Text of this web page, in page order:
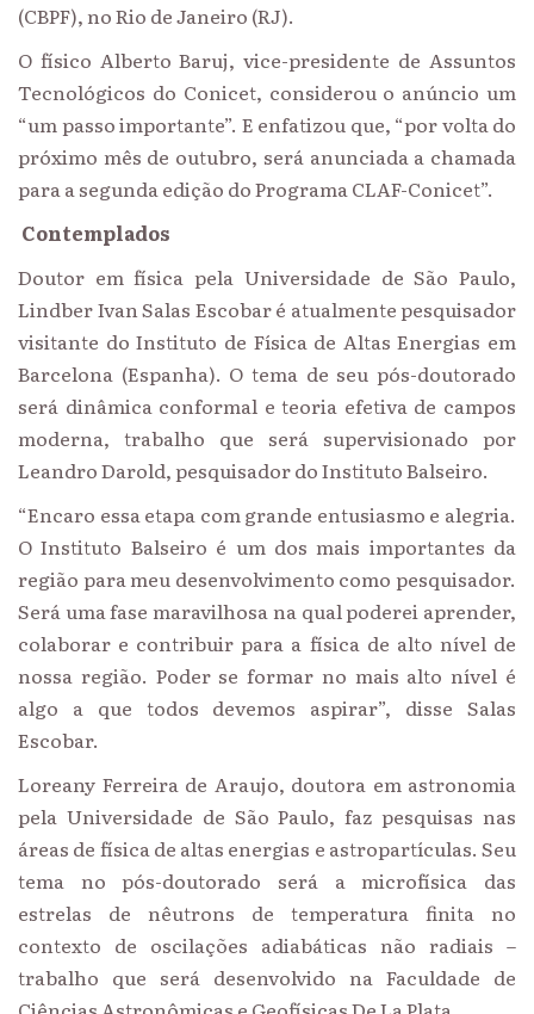
(CBPF), no Rio de Janeiro (RJ).
O físico Alberto Baruj, vice-presidente de Assuntos
Tecnológicos do Conicet, considerou o anúncio um
“um passo importante”. E enfatizou que, “por volta do
próximo mês de outubro, será anunciada a chamada
para a segunda edição do Programa CLAF-Conicet”.
Contemplados
Doutor em física pela Universidade de São Paulo,
Lindber Ivan Salas Escobar é atualmente pesquisador
visitante do Instituto de Física de Altas Energias em
Barcelona (Espanha). O tema de seu pós-doutorado
será dinâmica conformal e teoria efetiva de campos
moderna, trabalho que será supervisionado por
Leandro Darold, pesquisador do Instituto Balseiro.
“Encaro essa etapa com grande entusiasmo e alegria.
O Instituto Balseiro é um dos mais importantes da
região para meu desenvolvimento como pesquisador.
Será uma fase maravilhosa na qual poderei aprender,
colaborar e contribuir para a física de alto nível de
nossa região. Poder se formar no mais alto nível é
algo a que todos devemos aspirar”, disse Salas
Escobar.
Loreany Ferreira de Araujo, doutora em astronomia
pela Universidade de São Paulo, faz pesquisas nas
áreas de física de altas energias e astropartículas. Seu
tema no pós-doutorado será a microfísica das
estrelas de nêutrons de temperatura finita no
contexto de oscilações adiabáticas não radiais –
trabalho que será desenvolvido na Faculdade de